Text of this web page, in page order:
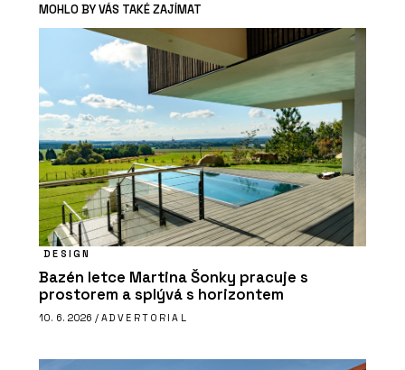
MOHLO BY VÁS TAKÉ ZAJÍMAT
DESIGN
Bazén letce Martina Šonky pracuje s
prostorem a splývá s horizontem
10. 6. 2026 / ADVERTORIAL